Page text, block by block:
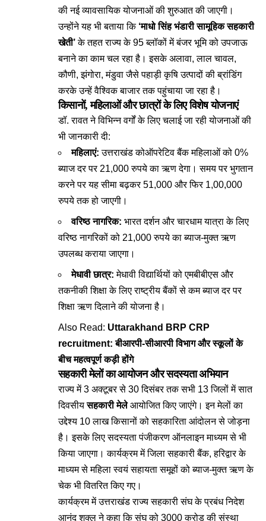
की नई व्यावसायिक योजनाओं की शुरुआत की जाएगी।
उन्होंने यह भी बताया कि ‘माधो सिंह भंडारी सामूहिक सहकारी
खेती’के तहत राज्य के 95 ब्लॉकों में बंजर भूमि को उपजाऊ
बनाने का काम चल रहा है। इसके अलावा, लाल चावल,
कौणी, झंगोरा, मंडुवा जैसे पहाड़ी कृषि उत्पादों की ब्रांडिंग
करके उन्हें वैश्विक बाजार तक पहुंचाया जा रहा है।
किसानों, महिलाओं और छात्रों के लिए विशेष योजनाएं
डॉ. रावत ने विभिन्न वर्गों के लिए चलाई जा रही योजनाओं की
भी जानकारी दी:
महिलाएं: उत्तराखंड कोऑपरेटिव बैंक महिलाओं को 0%
ब्याज दर पर 21,000 रुपये का ऋण देगा। समय पर भुगतान
करने पर यह सीमा बढ़कर 51,000 और फिर 1,00,000
रुपये तक हो जाएगी।
वरिष्ठ नागरिक: भारत दर्शन और चारधाम यात्रा के लिए
वरिष्ठ नागरिकों को 21,000 रुपये का ब्याज-मुक्त ऋण
उपलब्ध कराया जाएगा।
मेधावी छात्र: मेधावी विद्यार्थियों को एमबीबीएस और
तकनीकी शिक्षा के लिए राष्ट्रीय बैंकों से कम ब्याज दर पर
शिक्षा ऋण दिलाने की योजना है।
Also Read: Uttarakhand BRP CRP
recruitment: बीआरपी-सीआरपी विभाग और स्कूलों के
बीच महत्वपूर्ण कड़ी होंगे
सहकारी मेलों का आयोजन और सदस्यता अभियान
राज्य में 3 अक्टूबर से 30 दिसंबर तक सभी 13 जिलों में सात
दिवसीयसहकारी मेलेआयोजित किए जाएंगे। इन मेलों का
उद्देश्य 10 लाख किसानों को सहकारिता आंदोलन से जोड़ना
है। इसके लिए सदस्यता पंजीकरण ऑनलाइन माध्यम से भी
किया जाएगा। कार्यक्रम में जिला सहकारी बैंक, हरिद्वार के
माध्यम से महिला स्वयं सहायता समूहों को ब्याज-मुक्त ऋण के
चेक भी वितरित किए गए।
कार्यक्रम में उत्तराखंड राज्य सहकारी संघ के प्रबंध निदेश
आनंद शुक्ल ने कहा कि संघ को 3000 करोड़ की संस्था